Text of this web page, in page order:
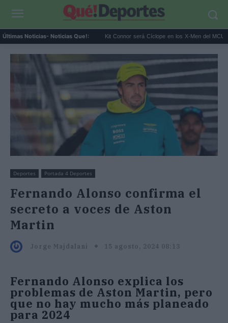
Últimas Noticias- Noticias Que!:
montar su 'Ruta del Narc... Kit Connor será Cíclope en los X-Men del MCU y
Deportes Portada 4 Deportes
Fernando Alonso confirma el
secreto a voces de Aston
Martin
Jorge Majdalani 15 agosto, 2024 08:13
Fernando Alonso explica los
problemas de Aston Martin, pero
que no hay mucho más planeado
para 2024